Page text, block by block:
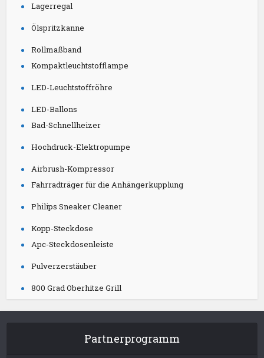
Lagerregal
Ölspritzkanne
Rollmaßband
Kompaktleuchtstofflampe
LED-Leuchtstoffröhre
LED-Ballons
Bad-Schnellheizer
Hochdruck-Elektropumpe
Airbrush-Kompressor
Fahrradträger für die Anhängerkupplung
Philips Sneaker Cleaner
Kopp-Steckdose
Apc-Steckdosenleiste
Pulverzerstäuber
800 Grad Oberhitze Grill
Partnerprogramm